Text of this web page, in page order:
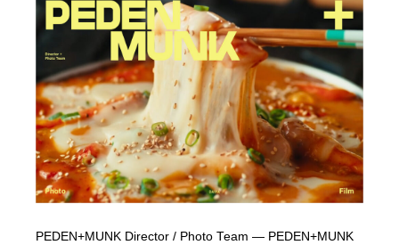
PEDEN+MUNK Director / Photo Team — PEDEN+MUNK